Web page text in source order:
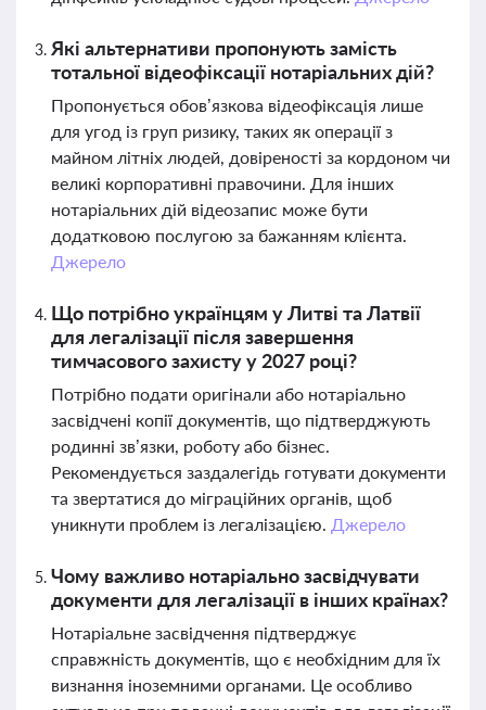
Які альтернативи пропонують замість
тотальної відеофіксації нотаріальних дій?
Пропонується обов’язкова відеофіксація лише
для угод із груп ризику, таких як операції з
майном літніх людей, довіреності за кордоном чи
великі корпоративні правочини. Для інших
нотаріальних дій відеозапис може бути
додатковою послугою за бажанням клієнта.
Джерело
Що потрібно українцям у Литві та Латвії
для легалізації після завершення
тимчасового захисту у 2027 році?
Потрібно подати оригінали або нотаріально
засвідчені копії документів, що підтверджують
родинні зв’язки, роботу або бізнес.
Рекомендується заздалегідь готувати документи
та звертатися до міграційних органів, щоб
уникнути проблем із легалізацією. Джерело
Чому важливо нотаріально засвідчувати
документи для легалізації в інших країнах?
Нотаріальне засвідчення підтверджує
справжність документів, що є необхідним для їх
визнання іноземними органами. Це особливо